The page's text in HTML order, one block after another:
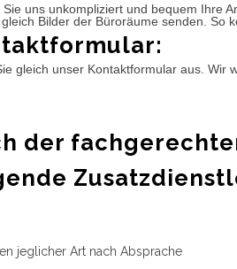
Sie uns unkompliziert und bequem Ihre
Bilder der Büroräume senden. So
gleich unser Kontaktformular aus. Wir
der
jeglicher Art nach Absprache